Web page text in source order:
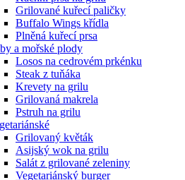
Grilované kuřecí paličky
Buffalo Wings křídla
Plněná kuřecí prsa
a mořské plody
Losos na cedrovém prkénku
Steak z tuňáka
Krevety na grilu
Grilovaná makrela
Pstruh na grilu
Grilovaný květák
Asijský wok na grilu
Salát z grilované zeleniny
Vegetariánský burger